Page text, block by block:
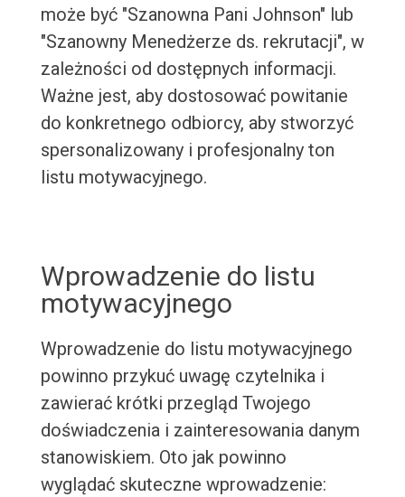
może być "Szanowna Pani Johnson" lub
"Szanowny Menedżerze ds. rekrutacji", w
zależności od dostępnych informacji.
Ważne jest, aby dostosować powitanie
do konkretnego odbiorcy, aby stworzyć
spersonalizowany i profesjonalny ton
listu motywacyjnego.
Wprowadzenie do listu
motywacyjnego
Wprowadzenie do listu motywacyjnego
powinno przykuć uwagę czytelnika i
zawierać krótki przegląd Twojego
doświadczenia i zainteresowania danym
stanowiskiem. Oto jak powinno
wyglądać skuteczne wprowadzenie: